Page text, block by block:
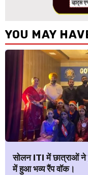
YOU MAY
सोलन ITI में छात्राओं ने
में हुआ भव्य रैंप वॉक।